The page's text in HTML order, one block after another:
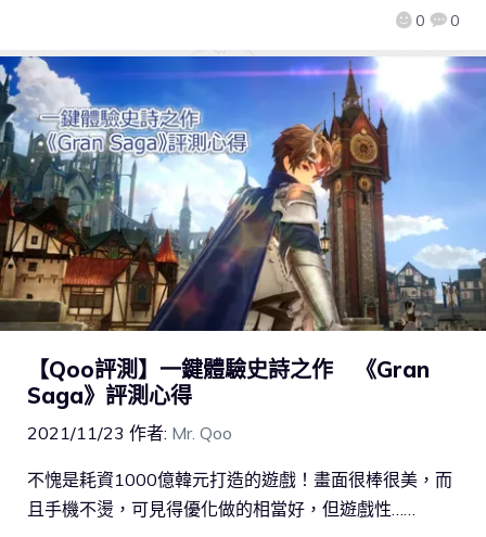
0 0
【Qoo評測】一鍵體驗史詩之作 《Gran
Saga》評測心得
2021/11/23 作者: Mr. Qoo
不愧是耗資1000億韓元打造的遊戲！畫面很棒很美，而
且手機不燙，可見得優化做的相當好，但遊戲性……